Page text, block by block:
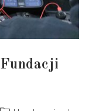
Fundacji